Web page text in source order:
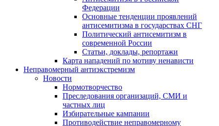
Федерации
Основные тенденции проявлений
антисемитизма в государствах СНГ
Политический антисемитизм в
современной России
Статьи, доклады, репортажи
Карта нападений по мотиву ненависти
Неправомерный антиэкстремизм
Новости
Нормотворчество
Преследования организаций, СМИ и
частных лиц
Избирательные кампании
Противодействие неправомерному